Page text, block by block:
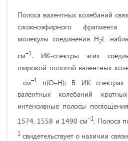
Полоса валентных колебаний
сложноэфирного фрагмента
молекулы соединения H2L
см–1. ИК-спектры этих
широкой полосой валентных
см–1
n(O–H); В ИК спектрах
валентных колебаний
интенсивные полосы
1574, 1558 и 1490 см–1. Полоса
1 свидетельствует о наличии